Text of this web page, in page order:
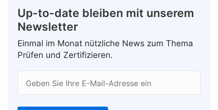
Up-to-date bleiben mit unserem
Newsletter
Einmal im Monat nützliche News zum Thema
Prüfen und Zertifizieren.
Geben Sie Ihre E-Mail-Adresse ein